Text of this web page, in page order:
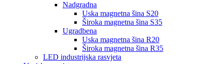
Nadgradna
Uska magnetna šina S20
Široka magnetna šina S35
Ugradbena
Uska magnetna šina R20
Široka magnetna šina R35
LED industrijska rasvjeta